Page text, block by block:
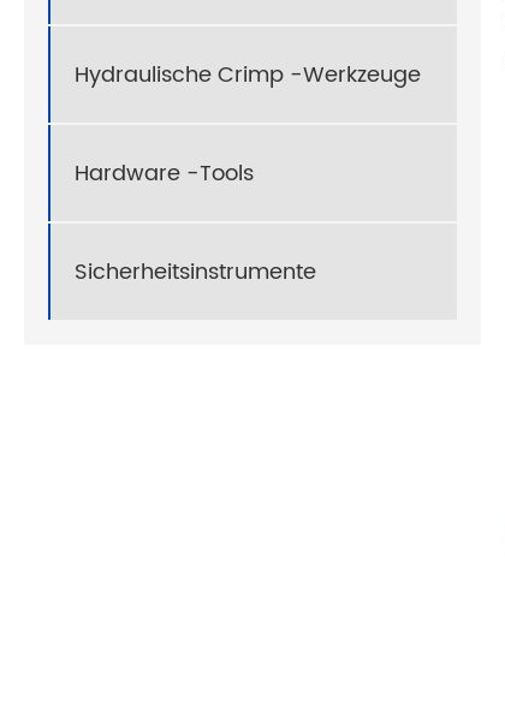
Hydraulische Crimp -Werkzeuge
Hardware -Tools
Sicherheitsinstrumente